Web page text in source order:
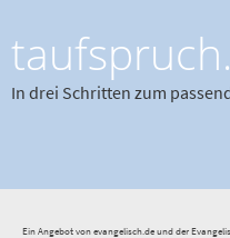
In drei Schritten zum
Ein Angebot von evangelisch.de und der